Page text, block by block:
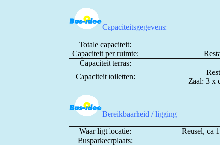
Capaciteitsgegevens:
Totale capaciteit:
Capaciteit per ruimte:
Capaciteit terras:
Capaciteit toiletten:
Zaal: 3 x
Bereikbaarheid / ligging
Waar ligt locatie:
Reusel, ca
Busparkeerplaats: